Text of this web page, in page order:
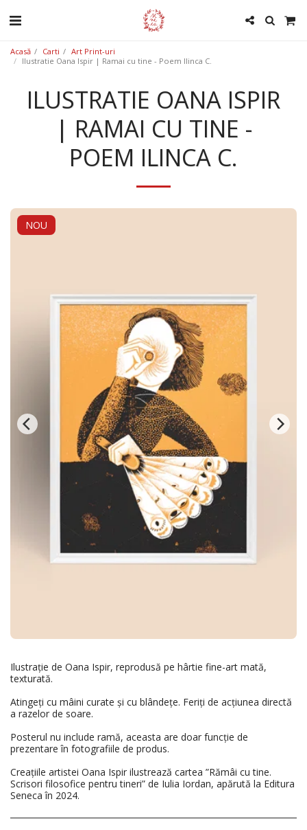
Acasă Carti
Art Print-uri
Ilustratie Oana Ispir | Ramai cu tine - Poem Ilinca C.
ILUSTRATIE OANA ISPIR
| RAMAI CU TINE -
POEM ILINCA C.
NOU
Ilustrație de Oana Ispir, reprodusă pe hârtie fine-art mată,
texturată.
Atingeți cu mâini curate și cu blândețe. Feriți de acțiunea directă
a razelor de soare.
Posterul nu include ramă, aceasta are doar funcție de
prezentare în fotografiile de produs.
Creațiile artistei Oana Ispir ilustrează cartea ”Rămâi cu tine.
Scrisori filosofice pentru tineri” de Iulia Iordan, apărută la Editura
Seneca în 2024.